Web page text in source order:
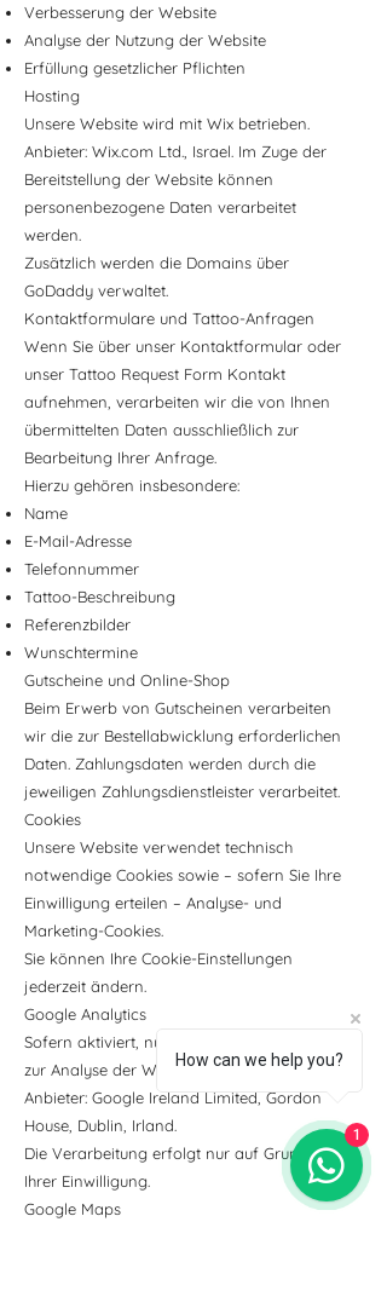
Verbesserung der Website
Analyse der Nutzung der Website
Erfüllung gesetzlicher Pflichten
Hosting
Unsere Website wird mit Wix betrieben.
Anbieter: Wix.com Ltd., Israel. Im Zuge der
Bereitstellung der Website können
personenbezogene Daten verarbeitet
werden.
Zusätzlich werden die Domains über
GoDaddy verwaltet.
Kontaktformulare und Tattoo-Anfragen
Wenn Sie über unser Kontaktformular oder
unser Tattoo Request Form Kontakt
aufnehmen, verarbeiten wir die von Ihnen
übermittelten Daten ausschließlich zur
Bearbeitung Ihrer Anfrage.
Hierzu gehören insbesondere:
Name
E-Mail-Adresse
Telefonnummer
Tattoo-Beschreibung
Referenzbilder
Wunschtermine
Gutscheine und Online-Shop
Beim Erwerb von Gutscheinen verarbeiten
wir die zur Bestellabwicklung erforderlichen
Daten. Zahlungsdaten werden durch die
jeweiligen Zahlungsdienstleister verarbeitet.
Cookies
Unsere Website verwendet technisch
notwendige Cookies sowie – sofern Sie Ihre
Einwilligung erteilen – Analyse- und
Marketing-Cookies.
Sie können Ihre Cookie-Einstellungen
jederzeit ändern.
Google Analytics
Sofern aktiviert, nutzen wir Google Analytics
zur Analyse der Website-Nutzung.
Anbieter: Google Ireland Limited, Gordon
House, Dublin, Irland.
Die Verarbeitung erfolgt nur auf Grundlage
Ihrer Einwilligung.
Google Maps
How can we help you?
1